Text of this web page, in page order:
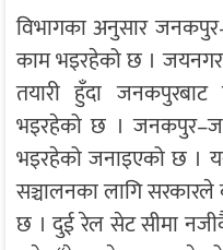
विभागका अनुसार
काम भइरहेको छ ।
तयारी हुँदा जनकपुरबाट
भइरहेको छ ।
भइरहेको जनाइएको छ ।
सञ्चालनका लागि सरकारले
छ । दुई रेल सेट सीमा